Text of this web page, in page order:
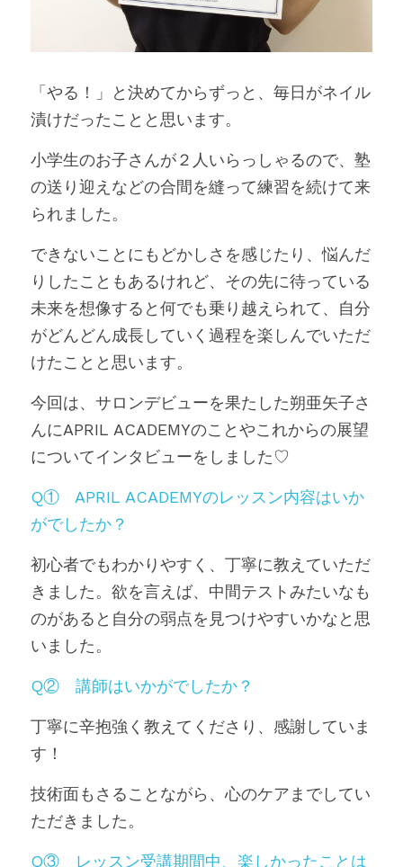
「やる！」と決めてからずっと、毎日がネイル
漬けだったことと思います。
小学生のお子さんが２人いらっしゃるので、塾
の送り迎えなどの合間を縫って練習を続けて来
られました。
できないことにもどかしさを感じたり、悩んだ
りしたこともあるけれど、その先に待っている
未来を想像すると何でも乗り越えられて、自分
がどんどん成長していく過程を楽しんでいただ
けたことと思います。
今回は、サロンデビューを果たした朔亜矢子さ
んにAPRIL ACADEMYのことやこれからの展望
についてインタビューをしました♡
Q①　APRIL ACADEMYのレッスン内容はいか
がでしたか？
初心者でもわかりやすく、丁寧に教えていただ
きました。欲を言えば、中間テストみたいなも
のがあると自分の弱点を見つけやすいかなと思
いました。
Q②　講師はいかがでしたか？
丁寧に辛抱強く教えてくださり、感謝していま
す！
技術面もさることながら、心のケアまでしてい
ただきました。
Q③　レッスン受講期間中、楽しかったことは